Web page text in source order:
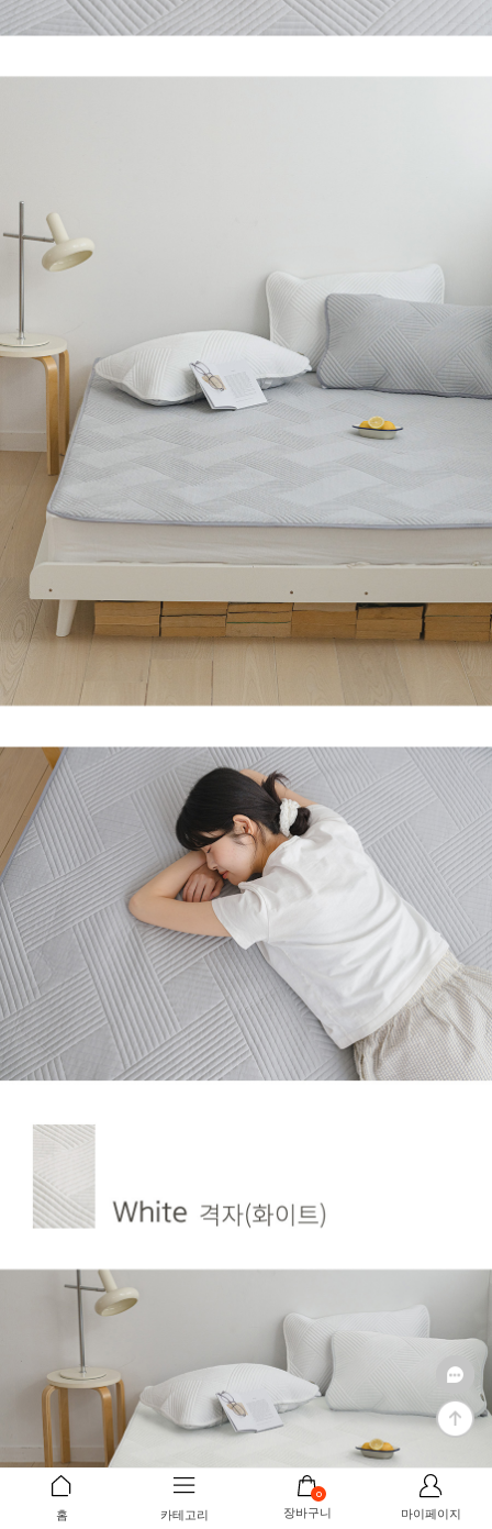
홈 카테고리
0
장바구니 마이페이지